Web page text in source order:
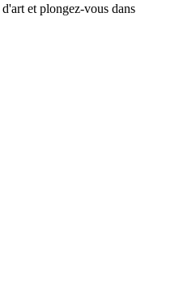
et plongez-vous dans